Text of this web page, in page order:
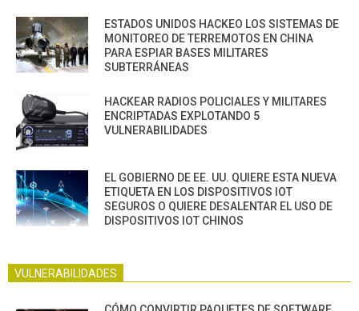
ESTADOS UNIDOS HACKEO LOS SISTEMAS DE
MONITOREO DE TERREMOTOS EN CHINA
PARA ESPIAR BASES MILITARES
SUBTERRÁNEAS
HACKEAR RADIOS POLICIALES Y MILITARES
ENCRIPTADAS EXPLOTANDO 5
VULNERABILIDADES
EL GOBIERNO DE EE. UU. QUIERE ESTA NUEVA
ETIQUETA EN LOS DISPOSITIVOS IOT
SEGUROS O QUIERE DESALENTAR EL USO DE
DISPOSITIVOS IOT CHINOS
VULNERABILIDADES